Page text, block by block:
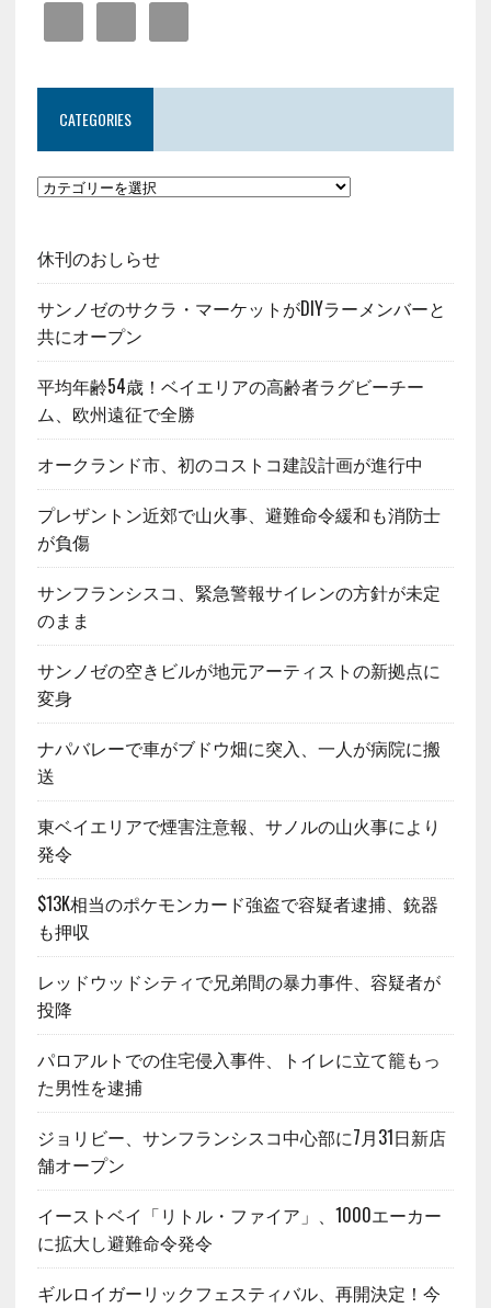
CATEGORIES
休刊のおしらせ
サンノゼのサクラ・マーケットがDIYラーメンバーと
共にオープン
平均年齢54歳！ベイエリアの高齢者ラグビーチー
ム、欧州遠征で全勝
オークランド市、初のコストコ建設計画が進行中
プレザントン近郊で山火事、避難命令緩和も消防士
が負傷
サンフランシスコ、緊急警報サイレンの方針が未定
のまま
サンノゼの空きビルが地元アーティストの新拠点に
変身
ナパバレーで車がブドウ畑に突入、一人が病院に搬
送
東ベイエリアで煙害注意報、サノルの山火事により
発令
$13K相当のポケモンカード強盗で容疑者逮捕、銃器
も押収
レッドウッドシティで兄弟間の暴力事件、容疑者が
投降
パロアルトでの住宅侵入事件、トイレに立て籠もっ
た男性を逮捕
ジョリビー、サンフランシスコ中心部に7月31日新店
舗オープン
イーストベイ「リトル・ファイア」、1000エーカー
に拡大し避難命令発令
ギルロイガーリックフェスティバル、再開決定！今